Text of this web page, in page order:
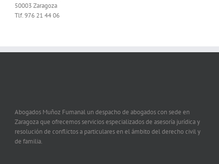
50003 Zaragoza
Tlf. 976 21 44 06
Abogados Muñoz Fumanal un despacho de abogados con sede en
Zaragoza que ofrecemos servicios especializados de asesoría jurídica y
resolución de conflictos a particulares en el ámbito del derecho civil y
de familia.